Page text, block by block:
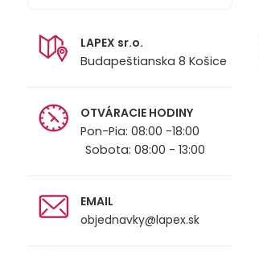
LAPEX sr.o.
Budapeštianska 8 Košice
OTVÁRACIE HODINY
Pon-Pia: 08:00 -18:00
Sobota: 08:00 - 13:00
EMAIL
objednavky@lapex.sk